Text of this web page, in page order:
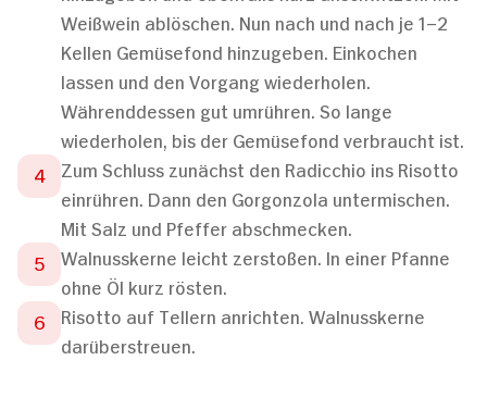
Weißwein ablöschen. Nun nach und nach je 1–2
Kellen Gemüsefond hinzugeben. Einkochen
lassen und den Vorgang wiederholen.
Währenddessen gut umrühren. So lange
wiederholen, bis der Gemüsefond verbraucht ist.
Zum Schluss zunächst den Radicchio ins Risotto
einrühren. Dann den Gorgonzola untermischen.
Mit Salz und Pfeffer abschmecken.
Walnusskerne leicht zerstoßen. In einer Pfanne
ohne Öl kurz rösten.
Risotto auf Tellern anrichten. Walnusskerne
darüberstreuen.